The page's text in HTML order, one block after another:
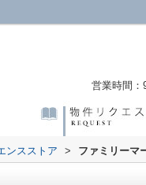
営業時間：
ンスストア > ファミリーマ